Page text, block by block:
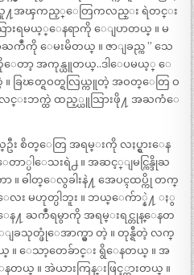
။ သူ႔အၾကည့္ေတြကလည္း ရဲတင္း
ားရမယ့္ေနရာကို ေျပာတယ္ ။ မ
ႀကဳံကို ေမးမိတယ္ ။ ဇာျခည္က ” သေ
ေတာ့ အကုန္ယူတယ္..ဒါေပမယ့္ ေ
။ ခြၽတ္ရဝတ္ရလြယ္ကူတဲ့ အဝတ္ေတြ ဝ
စလင္းဘက္ထဲ ထည့္ယူသြားဖို႔ အႀကံေ
း စိတ္ေတြ အရမ္းကို လႈပ္ရွားေန
ာ္ပါေသးရဲ႕ ။ အဆင့္ျမင္ကြန္ဒိုႀ
။ ဓါတ္ေလွခါးနဲ႔ အေပၚထပ္ကို တက္
ေလး မဟုတ္ပါဘူး ။ ဘယ္ေက်ာ္နဲ႔ ႏွ
ဒီေန႔ ႀကဳံရမွာကို အရမ္းရင္တုန္ေနတ
သုတ္ဖုံေအာက္မွာ တဲ့ ။ တုန္ရီတဲ့ လက္
။ ေသာ့တေခ်ာင္း ရွိေနတယ္ ။ အ
ယ္ ။ အဲယားကြန္းဖြင့္ထားတယ္ ။